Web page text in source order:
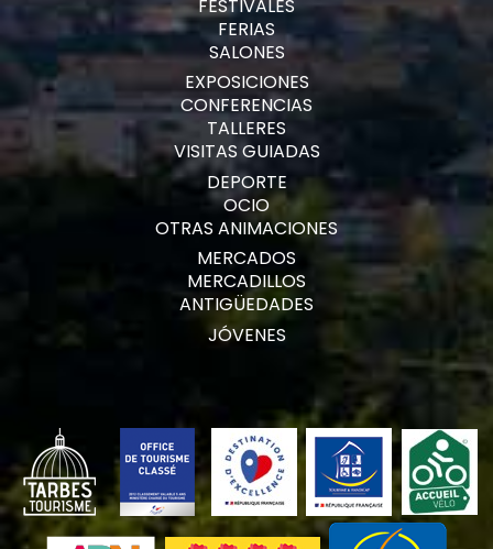
FESTIVALES
FERIAS
SALONES
EXPOSICIONES
CONFERENCIAS
TALLERES
VISITAS GUIADAS
DEPORTE
OCIO
OTRAS ANIMACIONES
MERCADOS
MERCADILLOS
ANTIGÜEDADES
JÓVENES